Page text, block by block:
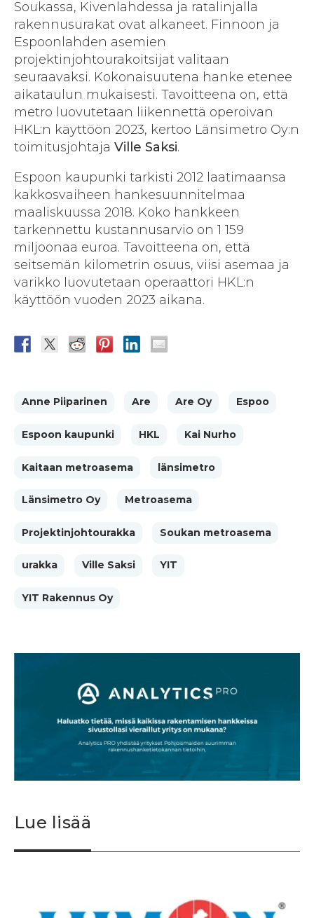
Soukassa, Kivenlahdessa ja ratalinjalla
rakennusurakat ovat alkaneet. Finnoon ja
Espoonlahden asemien
projektinjohtourakoitsijat valitaan
seuraavaksi. Kokonaisuutena hanke etenee
aikataulun mukaisesti. Tavoitteena on, että
metro luovutetaan liikennettä operoivan
HKL:n käyttöön 2023, kertoo Länsimetro Oy:n
toimitusjohtaja Ville Saksi.
Espoon kaupunki tarkisti 2012 laatimaansa
kakkosvaiheen hankesuunnitelmaa
maaliskuussa 2018. Koko hankkeen
tarkennettu kustannusarvio on 1 159
miljoonaa euroa. Tavoitteena on, että
seitsemän kilometrin osuus, viisi asemaa ja
varikko luovutetaan operaattori HKL:n
käyttöön vuoden 2023 aikana.
Anne Piiparinen Are Are Oy Espoo
Espoon kaupunki HKL Kai Nurho
Kaitaan metroasema länsimetro
Länsimetro Oy Metroasema
Projektinjohtourakka Soukan metroasema
urakka Ville Saksi YIT
YIT Rakennus Oy
Lue lisää